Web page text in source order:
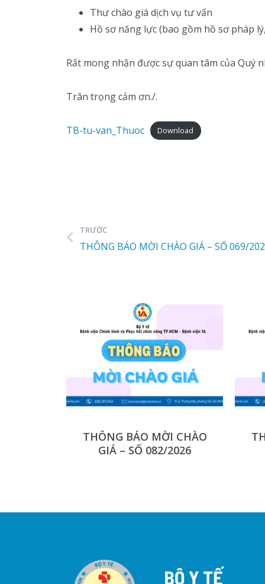
Thư chào giá dịch vụ tư vấn
Hồ sơ năng lực (bao gồm hồ sơ pháp
Rất mong nhận được sự quan tâm của Quý
Trân trọng cảm ơn./.
TB-tu-van_Thuoc Download
TRƯỚC
THÔNG BÁO MỜI CHÀO GIÁ – SỐ 069/
THÔNG BÁO MỜI CHÀO
GIÁ – SỐ 082/2026